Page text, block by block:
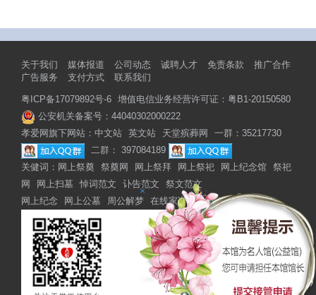
关于我们 媒体报道 公司动态 诚聘人才 免责条款
推广合作
广告服务
支付方式 联系我们
粤ICP备17079892号-6 增值电信业务经营许可证：粤B1-20150580
公安机关备案号：44040302000222
孝爱网旗下网站： 中文站 英文站 天堂殡葬网
一群：35217730
二群： 397084189
关健词： 网上祭奠 祭奠网 网上祭拜 网上祭祀 网上纪念馆 祭祀
网
网上扫墓 悼词范文 讣告范文
祭文范文
网上纪念
网上公墓 周公解梦 在线家谱 网上家谱
×